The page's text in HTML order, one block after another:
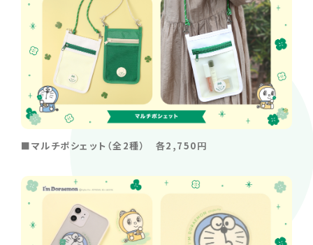
■マルチポシェット（全2種） 各2,750円